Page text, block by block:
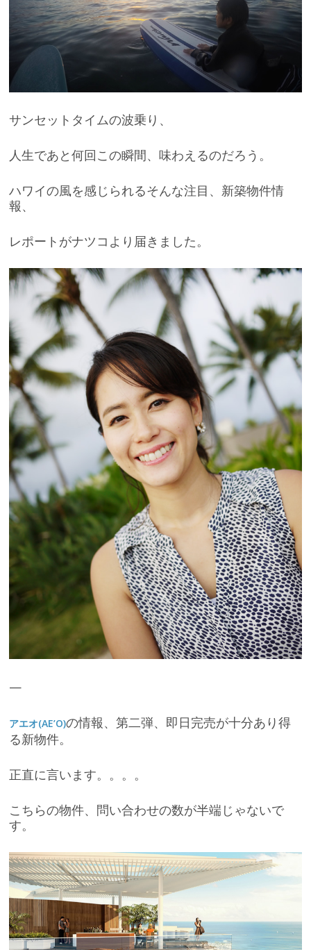
サンセットタイムの波乗り、
人生であと何回この瞬間、味わえるのだろう。
ハワイの風を感じられるそんな注目、新築物件情
報、
レポートがナツコより届きました。
—
アエオ(AE’O)の情報、第二弾、即日完売が十分あり得
る新物件。
正直に言います。。。。
こちらの物件、問い合わせの数が半端じゃないで
す。